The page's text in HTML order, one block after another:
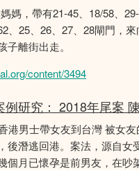
媽，帶有21-45、18/58、
、25、26、27、28閘門，
子離街出走。
content/3494
例研究： 2018年尾案
港男士帶女友到台灣 被女
後潛逃回港。案法，源自女
個月已懷孕是前男友，在吵